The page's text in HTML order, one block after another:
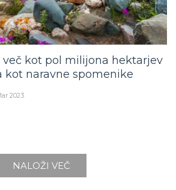
kot pol milijona hektarjev
kot naravne spomenike
2023
NALOŽI VEČ